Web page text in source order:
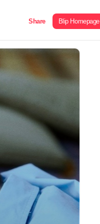
Share Blip Homepage